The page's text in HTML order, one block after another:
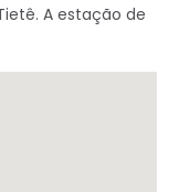
A estação de